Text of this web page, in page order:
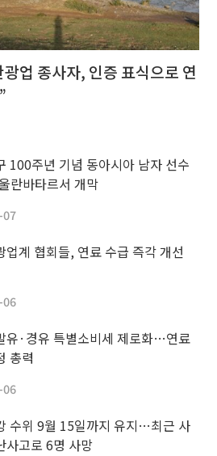
업 종사자, 인증 표식으로 연
100주년 기념 동아시아 남자 선수
란바타르서 개막
07
업계 협회들, 연료 수급 즉각 개선
유·경유 특별소비세 제로화…연료
총력
수위 9월 15일까지 유지…최근 사
사고로 6명 사망